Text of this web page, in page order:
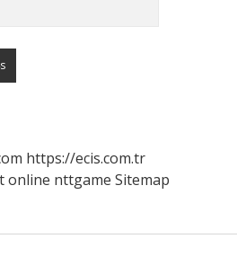
https://ecis.com.tr
online nttgame Sitemap